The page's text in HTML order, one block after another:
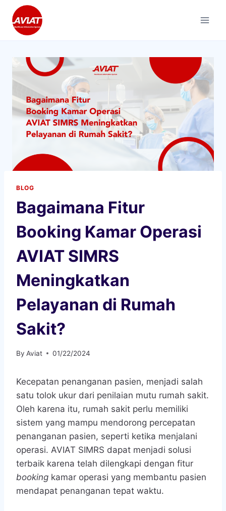
content
BLOG
Bagaimana Fitur
Booking Kamar Operasi
AVIAT SIMRS
Meningkatkan
Pelayanan di Rumah
Sakit?
By Aviat 01/22/2024
Kecepatan penanganan pasien, menjadi salah
satu tolok ukur dari penilaian mutu rumah sakit.
Oleh karena itu, rumah sakit perlu memiliki
sistem yang mampu mendorong percepatan
penanganan pasien, seperti ketika menjalani
operasi. AVIAT SIMRS dapat menjadi solusi
terbaik karena telah dilengkapi dengan fitur
booking kamar operasi yang membantu pasien
mendapat penanganan tepat waktu.